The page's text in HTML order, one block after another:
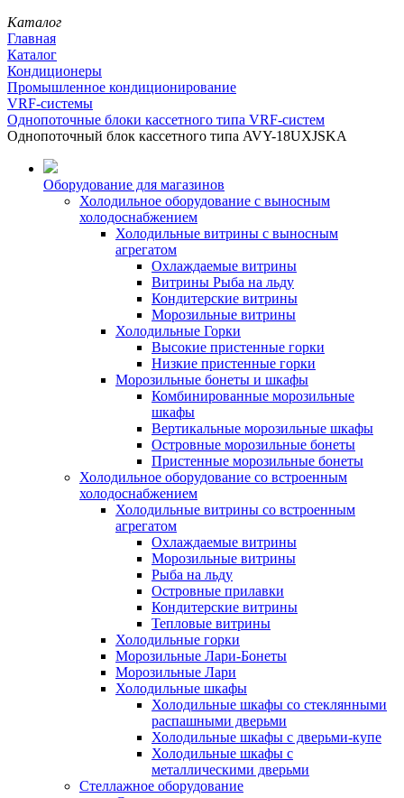
Каталог
Главная
Каталог
Кондиционеры
Промышленное кондиционирование
VRF-системы
Однопоточные блоки кассетного типа VRF-систем
Однопоточный блок кассетного типа AVY-18UXJSKA
Оборудование для магазинов
Холодильное оборудование с выносным
холодоснабжением
Холодильные витрины с выносным
агрегатом
Охлаждаемые витрины
Витрины Рыба на льду
Кондитерские витрины
Морозильные витрины
Холодильные Горки
Высокие пристенные горки
Низкие пристенные горки
Морозильные бонеты и шкафы
Комбинированные морозильные
шкафы
Вертикальные морозильные шкафы
Островные морозильные бонеты
Пристенные морозильные бонеты
Холодильное оборудование со встроенным
холодоснабжением
Холодильные витрины со встроенным
агрегатом
Охлаждаемые витрины
Морозильные витрины
Рыба на льду
Островные прилавки
Кондитерские витрины
Тепловые витрины
Холодильные горки
Морозильные Лари-Бонеты
Морозильные Лари
Холодильные шкафы
Холодильные шкафы со стеклянными
распашными дверьми
Холодильные шкафы с дверьми-купе
Холодильные шкафы с
металлическими дверьми
Стеллажное оборудование